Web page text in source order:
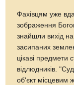
Фахівцям уже
зображення
знайшли вихід
засипаних
цікаві предмети
відлюдників.
об'єкт місцевим